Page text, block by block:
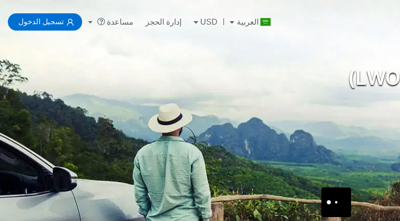
العربية USD إدارة الحجز مساعدة تسجيل الدخول